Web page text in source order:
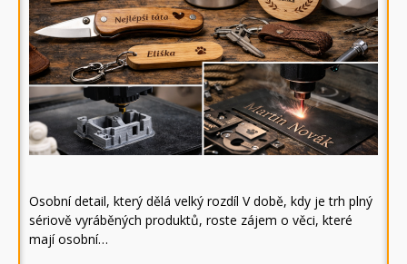
Osobní detail, který dělá velký rozdíl V době, kdy je trh plný
sériově vyráběných produktů, roste zájem o věci, které
mají osobní…